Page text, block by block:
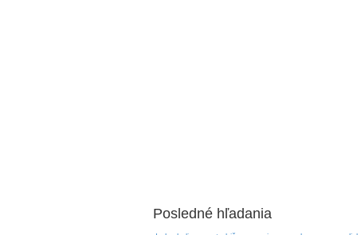
Posledné hľadania